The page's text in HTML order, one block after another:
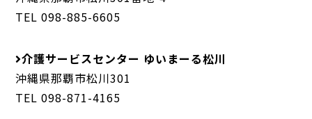
TEL 098-885-6605
介護サービスセンター ゆいまーる松川
沖縄県那覇市松川301
TEL 098-871-4165